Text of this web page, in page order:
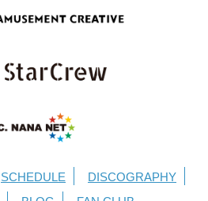
SCHEDULE
DISCOGRAPHY